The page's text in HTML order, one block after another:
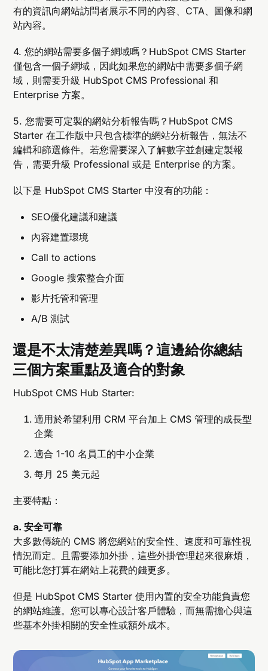
有的資訊向網站訪問者展示不同的內容、CTA、圖像和網
站內容。
4. 您的網站需要多個子網域嗎？HubSpot CMS Starter
僅包含一個子網域，因此如果您的網站中需要多個子網
域，則需要升級 HubSpot CMS Professional 和
Enterprise 方案。
5. 您需要可定製的網站分析報告嗎？HubSpot CMS
Starter 在工作版中只包含標準的網站分析報告，無法不
編輯和篩選條件。若您需要深入了解數字並創建定製報
告，需要升級 Professional 或是 Enterprise 的方案。
以下是 HubSpot CMS Starter 中沒有的功能：
SEO優化建議和建議
內容建置環境
Call to actions
Google 搜索整合介面
影片托管和管理
A/B 測試
還是不太清楚差異嗎？這邊給你總結
三個方案重點及適合的對象
HubSpot CMS Hub Starter:
適用於希望利用 CRM 平台加上 CMS 管理的成長型
企業
適合 1-10 名員工的中小企業
每月 25 美元起
主要特點：
a. 安全可靠
大多數傳統的 CMS 將您網站的安全性、速度和可靠性視
情況而定。且需要添加外掛，這些外掛管理起來很麻煩，
可能比您打算在網站上花費的錢更多。
但是 HubSpot CMS Starter 使用內置的安全功能負責您
的網站維護。您可以專心設計客戶體驗，而無需擔心與這
些基本外掛相關的安全性或額外成本。